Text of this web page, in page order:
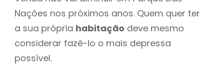
Nações nos próximos anos. Quem quer ter
a sua própria habitação deve mesmo
considerar fazê-lo o mais depressa
possível.